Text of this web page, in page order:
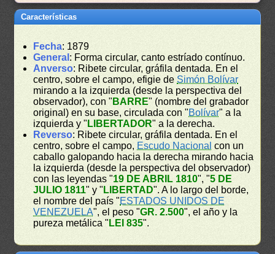
Características
Fecha: 1879
General : Forma circular, canto estríado contínuo.
Anverso: Ribete circular, gráfila dentada. En el
centro, sobre el campo, efigie deSimón Bolívar
mirando a la izquierda (desde la perspectiva del
observador), con " BARRE" (nombre del grabador
original) en su base, circulada con "Bolívar" a la
izquierda y " LIBERTADOR" a la derecha.
Reverso: Ribete circular, gráfila dentada. En el
centro, sobre el campo, Escudo Nacional con un
caballo galopando hacia la derecha mirando hacia
la izquierda (desde la perspectiva del observador)
con las leyendas "19 DE ABRIL 1810", "5 DE
JULIO 1811" y " LIBERTAD". A lo largo del borde,
el nombre del país "ESTADOS UNIDOS DE
VENEZUELA", el peso "GR. 2.500", el año y la
pureza metálica " LEI 835".